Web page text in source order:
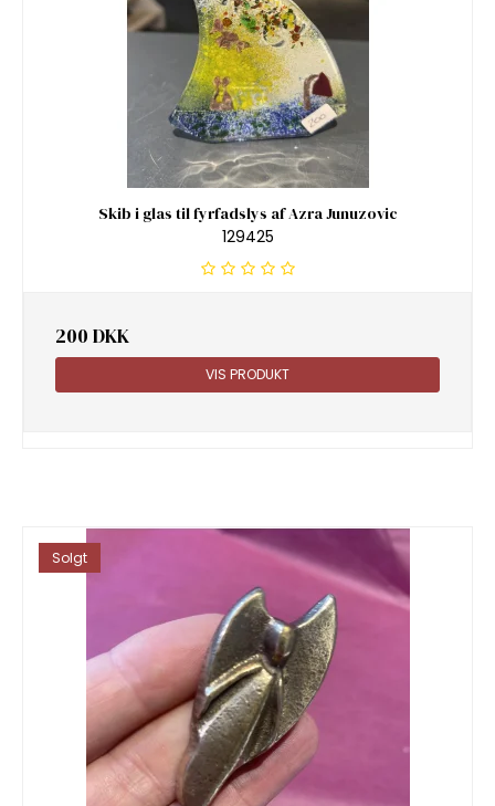
Skib i glas til fyrfadslys af Azra Junuzovic
129425
200 DKK
VIS PRODUKT
Solgt